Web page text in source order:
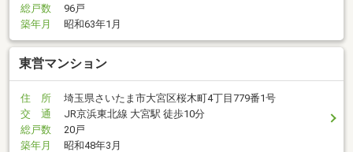
総戸数
96戸
築年月
昭和63年1月
東営マンション
住 所
埼玉県さいたま市大宮区桜木町4丁目779番1号
交 通
JR京浜東北線 大宮駅 徒歩10分
総戸数
20戸
築年月
昭和48年3月